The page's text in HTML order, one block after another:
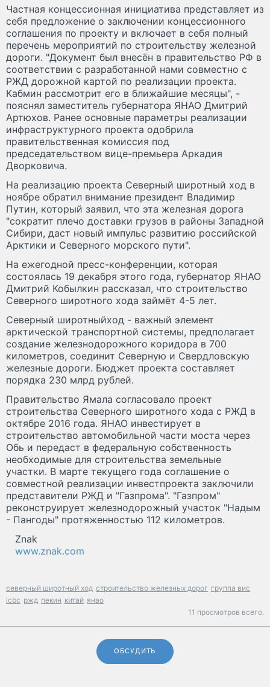
Частная концессионная инициатива представляет из
себя предложение о заключении концессионного
соглашения по проекту и включает в себя полный
перечень мероприятий по строительству железной
дороги. "Документ был внесён в правительство РФ в
соответствии с разработанной нами совместно с
РЖД дорожной картой по реализации проекта.
Кабмин рассмотрит его в ближайшие месяцы", -
пояснял заместитель губернатора ЯНАО Дмитрий
Артюхов. Ранее основные параметры реализации
инфраструктурного проекта одобрила
правительственная комиссия под
председательством вице-премьера Аркадия
Дворковича.
На реализацию проекта Северный широтный ход в
ноябре обратил внимание президент Владимир
Путин, который заявил, что эта железная дорога
"сократит плечо доставки грузов в районы Западной
Сибири, даст новый импульс развитию российской
Арктики и Северного морского пути".
На ежегодной пресс-конференции, которая
состоялась 19 декабря этого года, губернатор ЯНАО
Дмитрий Кобылкин рассказал, что строительство
Северного широтного хода займёт 4-5 лет.
Северный широтныйход - важный элемент
арктической транспортной системы, предполагает
создание железнодорожного коридора в 700
километров, соединит Северную и Свердловскую
железные дороги. Бюджет проекта составляет
порядка 230 млрд рублей.
Правительство Ямала согласовало проект
строительства Северного широтного хода с РЖД в
октябре 2016 года. ЯНАО инвестирует в
строительство автомобильной части моста через
Обь и передаст в федеральную собственность
необходимые для строительства земельные
участки. В марте текущего года соглашение о
совместной реализации инвестпроекта заключили
представители РЖД и "Газпрома". "Газпром"
реконструирует железнодорожный участок "Надым
- Пангоды" протяженностью 112 километров.
Znak
www.znak.com
северный широтный ход строительство железных дорог группа вис
icbc ржд пекин китай янао
11 просмотров всего.
ОБСУДИТЬ